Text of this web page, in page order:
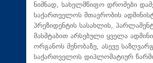
ნიშნად, სახელმწიფო დროშები
საქართველოს მთავრობის
პრეზიდენტის სასახლის,
მასშტაბით არსებული ყველა
ორგანოს შენობაზე, ასევე
საქართველოს დიპლომატიურ